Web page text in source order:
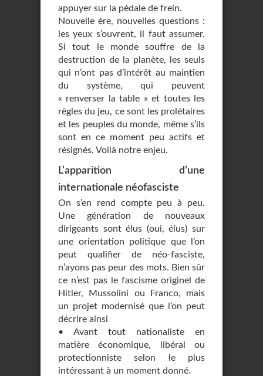
appuyer sur la pédale de frein.
Nouvelle ère, nouvelles questions :
les yeux s’ouvrent, il faut assumer.
Si tout le monde souffre de la
destruction de la planète, les seuls
qui n’ont pas d’intérêt au maintien
du système, qui peuvent
« renverser la table » et toutes les
règles du jeu, ce sont les prolétaires
et les peuples du monde, même s’ils
sont en ce moment peu actifs et
résignés. Voilà notre enjeu.
L’apparition d’une
internationale néofasciste
On s’en rend compte peu à peu.
Une génération de nouveaux
dirigeants sont élus (oui, élus) sur
une orientation politique que l’on
peut qualifier de néo-fasciste,
n’ayons pas peur des mots. Bien sûr
ce n’est pas le fascisme originel de
Hitler, Mussolini ou Franco, mais
un projet modernisé que l’on peut
décrire ainsi
• Avant tout nationaliste en
matière économique, libéral ou
protectionniste selon le plus
intéressant à un moment donné.